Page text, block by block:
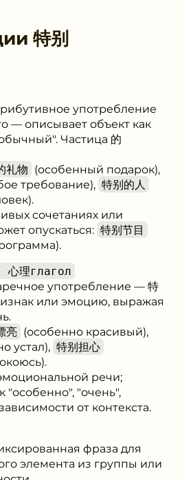
特别
употребление
— описывает объект как
Частица 的
礼物 (особенный подарок),
требование), 特别的人
сочетаниях или
опускаться: 特别节目
理глагол
употребление — 特
или эмоцию, выражая
亮 (особенно красивый),
устал), 特别担心
речи;
"особенно", "очень",
от контекста.
фраза для
элемента из группы или